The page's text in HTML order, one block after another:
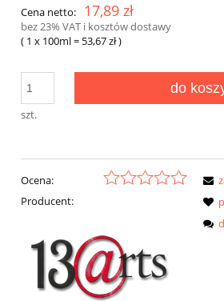
Cena netto:
17,89 zł
bez 23% VAT i kosztów dostawy
( 1 x 100ml= 53,67 zł)
szt.
do
Ocena:
Producent: